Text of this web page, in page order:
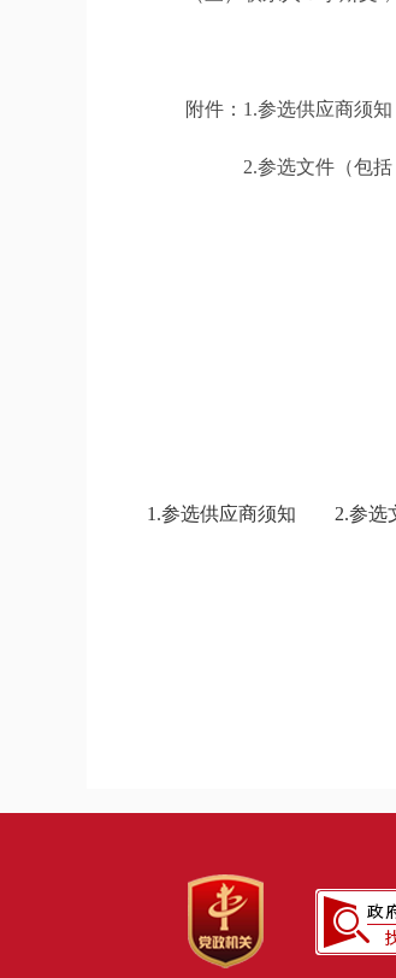
附件：1.参选供应商须知
2.参选文件（包括：项目
1.参选供应商须知 2.参选文